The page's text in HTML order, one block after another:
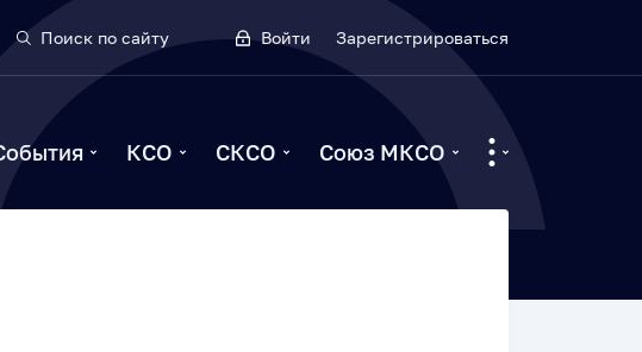
Поиск по сайту Войти Зарегистрироваться
КСО СКСО Союз МКСО